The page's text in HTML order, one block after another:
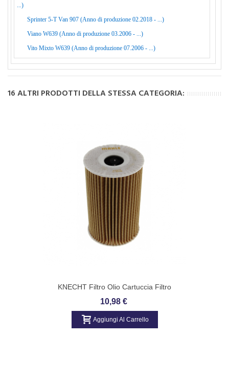
...)
Sprinter 5-T Van 907 (Anno di produzione 02.2018 - ...)
Viano W639 (Anno di produzione 03.2006 - ...)
Vito Mixto W639 (Anno di produzione 07.2006 - ...)
16 ALTRI PRODOTTI DELLA STESSA CATEGORIA:
KNECHT Filtro Olio Cartuccia Filtro
Numero Articolo: OX 1058D
10,98 €
Aggiungi Al Carrello